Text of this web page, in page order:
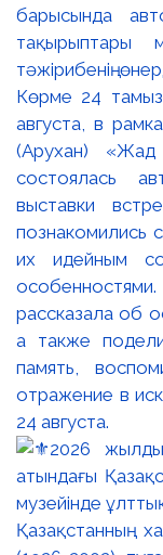
барысында
тәжірибенің
Көрме 24
августа, в
(Арухан)
состоялась
выставки
познакомились
их идейным
рассказала об
а также
память,
отражение в
24 августа.